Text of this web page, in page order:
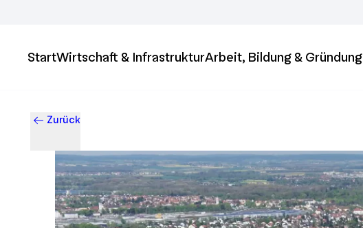
StartWirtschaft & InfrastrukturArbeit, Bildung & Gründung
Zurück
Business & Innovation in Ingolstadt – Der Standort mit Zukunft